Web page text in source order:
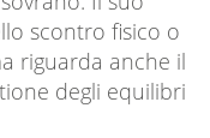
scontro fisico o
riguarda anche il
degli equilibri